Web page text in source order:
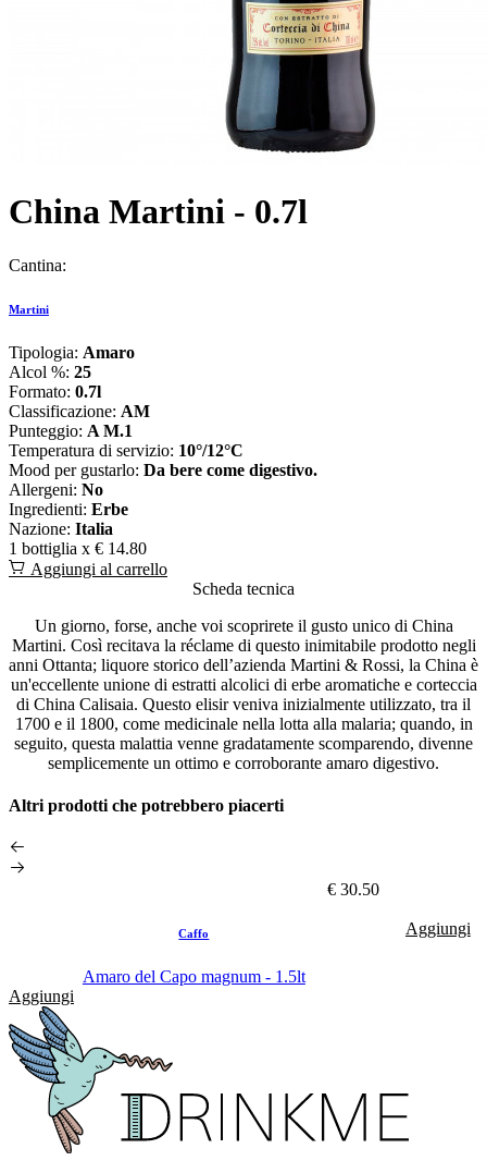
China Martini - 0.7l
Cantina:
Martini
Tipologia: Amaro
Alcol %: 25
Formato: 0.7l
Classificazione: AM
Punteggio: A M.1
Temperatura di servizio: 10°/12°C
Mood per gustarlo: Da bere come digestivo.
Allergeni: No
Ingredienti: Erbe
Nazione: Italia
1 bottiglia x € 14.80
Aggiungi al carrello
Scheda tecnica
Un giorno, forse, anche voi scoprirete il gusto unico di China
Martini. Così recitava la réclame di questo inimitabile prodotto negli
anni Ottanta; liquore storico dell’azienda Martini & Rossi, la China è
un'eccellente unione di estratti alcolici di erbe aromatiche e corteccia
di China Calisaia. Questo elisir veniva inizialmente utilizzato, tra il
1700 e il 1800, come medicinale nella lotta alla malaria; quando, in
seguito, questa malattia venne gradatamente scomparendo, divenne
semplicemente un ottimo e corroborante amaro digestivo.
Altri prodotti che potrebbero piacerti
€ 30.50
Caffo
Amaro del Capo magnum - 1.5lt
Aggiungi
Aggiungi